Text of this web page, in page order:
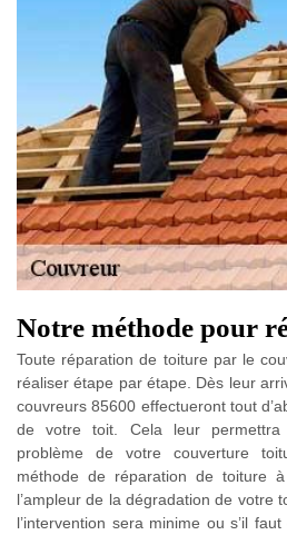
Notre méthode pour
Toute réparation de toiture par le
réaliser étape par étape. Dès leur
couvreurs 85600 effectueront tout
de votre toit. Cela leur permettra
problème de votre couverture
méthode de réparation de toiture
l’ampleur de la dégradation de votre
l’intervention sera minime ou s’il